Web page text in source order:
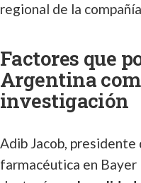
regional de la
Factores que
Argentina
investigación
Adib Jacob, presidente
farmacéutica en